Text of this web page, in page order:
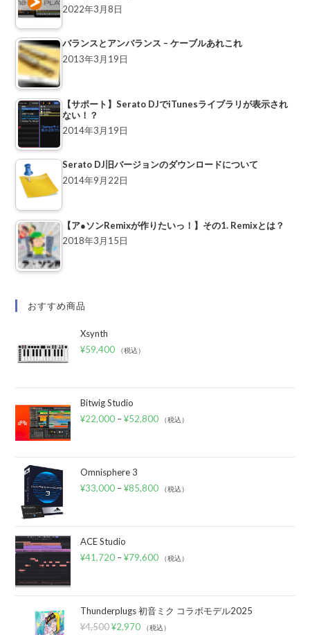
2022年3月8日
バランスとアンバランス – ケーブルあれこれ
2013年3月19日
【サポート】Serato DJでiTunesライブラリが表示され
ない！？
2014年3月19日
Serato DJ旧バージョンのダウンロードについて
2014年9月22日
【ア●ソンRemixが作りたいっ！】その1. Remixとは？
2018年3月15日
おすすめ商品
Xsynth
¥59,400 （税込）
Bitwig Studio
¥22,000 –¥52,800 （税込）
Omnisphere 3
¥33,000 –¥85,800 （税込）
ACE Studio
¥41,720 –¥79,600 （税込）
Thunderplugs 初音ミク コラボモデル2025
¥4,500 ¥2,970 （税込）